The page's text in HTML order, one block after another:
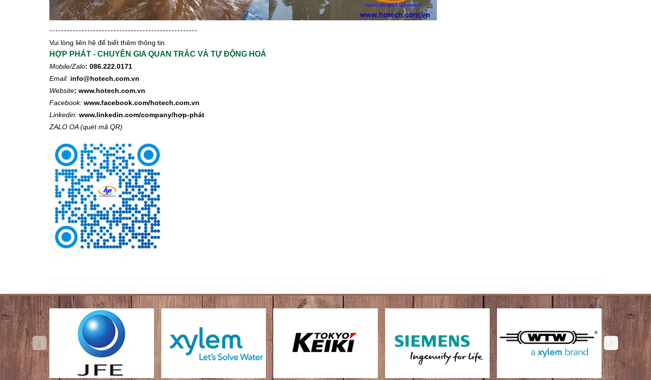
---------------------------------------------------
Vui lòng liên hệ để biết thêm thông tin
HỢP PHÁT - CHUYÊN GIA QUAN TRẮC VÀ TỰ ĐỘNG HOÁ
Mobile/Zalo: 086.222.0171
Email: info@hotech.com.vn
Website: www.hotech.com.vn
Facebook: www.facebook.com/hotech.com.vn
Linkedin: www.linkedin.com/company/hợp-phát
ZALO OA (quét mã QR)